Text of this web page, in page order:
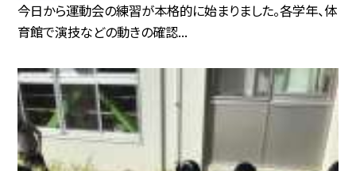
今日から運動会の練習が本格的に始まりました。各学年、体
育館で演技などの動きの確認...